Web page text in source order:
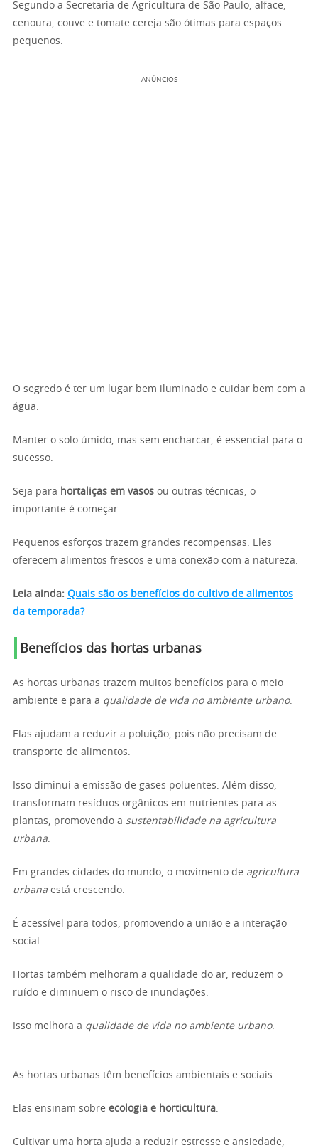
Segundo a Secretaria de Agricultura de São Paulo, alface,
cenoura, couve e tomate cereja são ótimas para espaços
pequenos.
ANÚNCIOS
O segredo é ter um lugar bem iluminado e cuidar bem com a
água.
Manter o solo úmido, mas sem encharcar, é essencial para o
sucesso.
Seja para hortaliças em vasos ou outras técnicas, o
importante é começar.
Pequenos esforços trazem grandes recompensas. Eles
oferecem alimentos frescos e uma conexão com a natureza.
Leia ainda: Quais são os benefícios do cultivo de alimentos
da temporada?
Benefícios das hortas urbanas
As hortas urbanas trazem muitos benefícios para o meio
ambiente e para a qualidade de vida no ambiente urbano.
Elas ajudam a reduzir a poluição, pois não precisam de
transporte de alimentos.
Isso diminui a emissão de gases poluentes. Além disso,
transformam resíduos orgânicos em nutrientes para as
plantas, promovendo a sustentabilidade na agricultura
urbana.
Em grandes cidades do mundo, o movimento de agricultura
urbana está crescendo.
É acessível para todos, promovendo a união e a interação
social.
Hortas também melhoram a qualidade do ar, reduzem o
ruído e diminuem o risco de inundações.
Isso melhora a qualidade de vida no ambiente urbano.
As hortas urbanas têm benefícios ambientais e sociais.
Elas ensinam sobre ecologia e horticultura.
Cultivar uma horta ajuda a reduzir estresse e ansiedade,